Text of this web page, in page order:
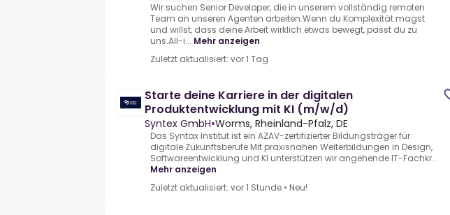
Wir suchen Senior Developer, die in unserem vollständig remoten
Team an unseren Agenten arbeiten.Wenn du Komplexität magst
und willst, dass deine Arbeit wirklich etwas bewegt, passt du zu
uns.All-i... Mehr anzeigen
Zuletzt aktualisiert: vor 1 Tag
Starte deine Karriere in der digitalen
Produktentwicklung mit KI (m/w/d)
Syntex GmbH•Worms, Rheinland-Pfalz, DE
Das Syntax Institut ist ein AZAV-zertifizierter Bildungsträger für
digitale Zukunftsberufe.Mit praxisnahen Weiterbildungen in Design,
Softwareentwicklung und KI unterstützen wir angehende IT-Fachkr...
Mehr anzeigen
Zuletzt aktualisiert: vor 1 Stunde • Neu!